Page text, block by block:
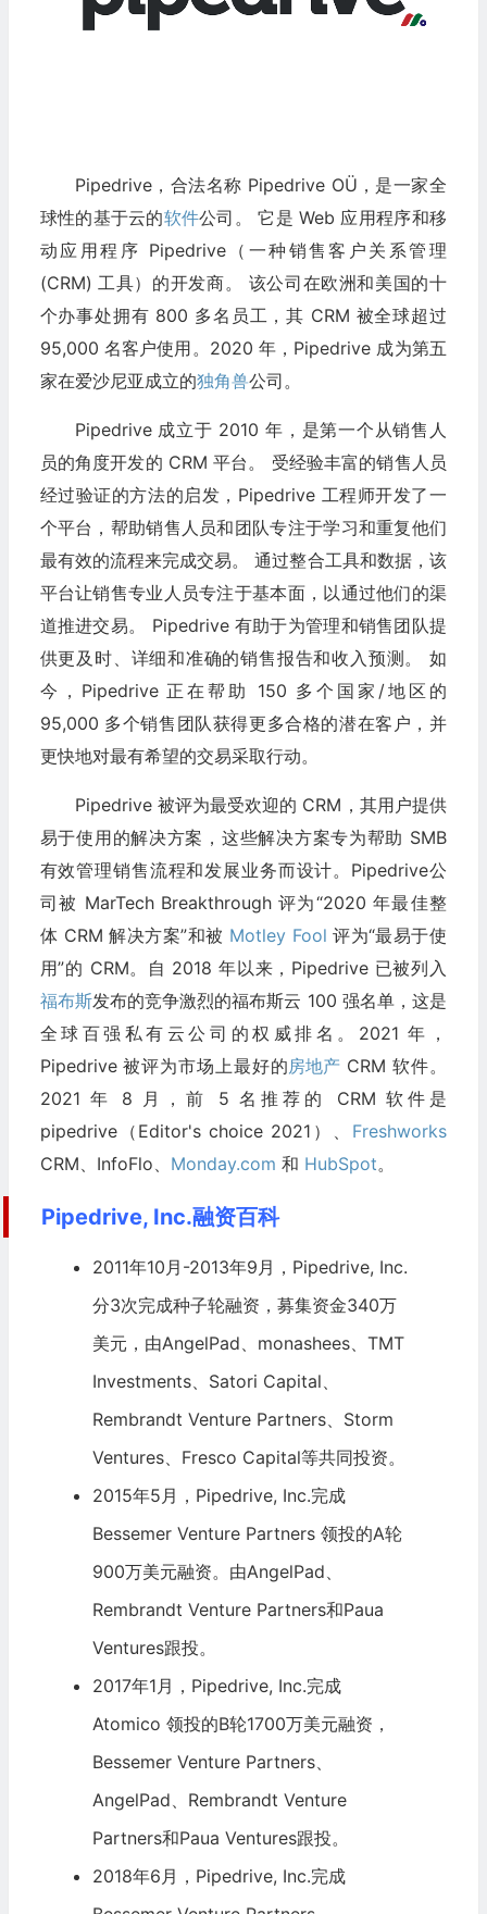
Pipedrive，合法名称 Pipedrive OÜ，是一家全
球性的基于云的软件公司。 它是 Web 应用程序和移
动应用程序 Pipedrive（一种销售客户关系管理
(CRM) 工具）的开发商。 该公司在欧洲和美国的十
个办事处拥有 800 多名员工，其 CRM 被全球超过
95,000 名客户使用。2020 年，Pipedrive 成为第五
家在爱沙尼亚成立的独角兽公司。
Pipedrive 成立于 2010 年，是第一个从销售人
员的角度开发的 CRM 平台。 受经验丰富的销售人员
经过验证的方法的启发，Pipedrive 工程师开发了一
个平台，帮助销售人员和团队专注于学习和重复他们
最有效的流程来完成交易。 通过整合工具和数据，该
平台让销售专业人员专注于基本面，以通过他们的渠
道推进交易。 Pipedrive 有助于为管理和销售团队提
供更及时、详细和准确的销售报告和收入预测。 如
今，Pipedrive 正在帮助 150 多个国家/地区的
95,000 多个销售团队获得更多合格的潜在客户，并
更快地对最有希望的交易采取行动。
Pipedrive 被评为最受欢迎的 CRM，其用户提供
易于使用的解决方案，这些解决方案专为帮助 SMB
有效管理销售流程和发展业务而设计。Pipedrive公
司被 MarTech Breakthrough 评为“2020 年最佳整
体 CRM 解决方案”和被 Motley Fool 评为“最易于使
用”的 CRM。自 2018 年以来，Pipedrive 已被列入
福布斯发布的竞争激烈的福布斯云 100 强名单，这是
全球百强私有云公司的权威排名。2021 年，
Pipedrive 被评为市场上最好的房地产 CRM 软件。
2021 年 8 月，前 5 名推荐的 CRM 软件是
pipedrive（Editor's choice 2021）、 Freshworks
CRM、InfoFlo、 Monday.com 和 HubSpot。
Pipedrive, Inc.融资百科
2011年10月-2013年9月，Pipedrive, Inc.
分3次完成种子轮融资，募集资金340万
美元，由AngelPad 、monashees、TMT
Investments、Satori Capital、
Rembrandt Venture Partners、Storm
Ventures、Fresco Capital等共同投资。
2015年5月，Pipedrive, Inc.完成
Bessemer Venture Partners领投的A轮
900万美元融资。由AngelPad、
Rembrandt Venture Partners和Paua
Ventures跟投。
2017年1月，Pipedrive, Inc.完成
Atomico 领投的B轮1700万美元融资，
Bessemer Venture Partners、
AngelPad、Rembrandt Venture
Partners和Paua Ventures跟投。
2018年6月，Pipedrive, Inc.完成